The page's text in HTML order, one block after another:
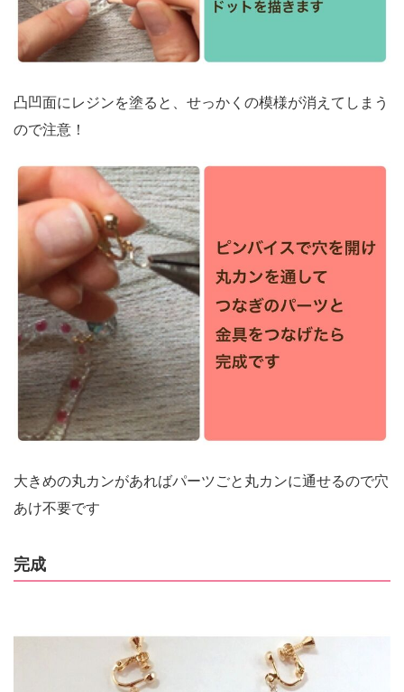
凸凹面にレジンを塗ると、せっかくの模様が消えてしまう
ので注意！
大きめの丸カンがあればパーツごと丸カンに通せるので穴
あけ不要です
完成